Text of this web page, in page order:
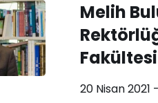
Melih
20 Nisan 2021